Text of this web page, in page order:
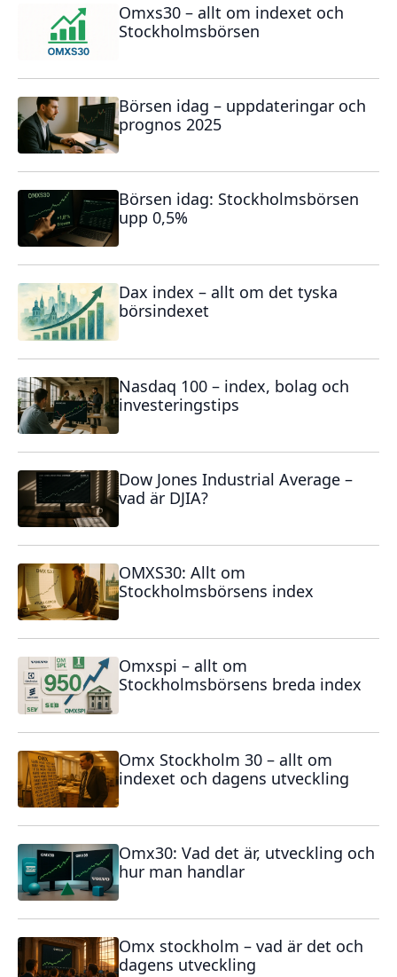
Omxs30 – allt om indexet och
Stockholmsbörsen
Börsen idag – uppdateringar och
prognos 2025
Börsen idag: Stockholmsbörsen
upp 0,5%
Dax index – allt om det tyska
börsindexet
Nasdaq 100 – index, bolag och
investeringstips
Dow Jones Industrial Average –
vad är DJIA?
OMXS30: Allt om
Stockholmsbörsens index
Omxspi – allt om
Stockholmsbörsens breda index
Omx Stockholm 30 – allt om
indexet och dagens utveckling
Omx30: Vad det är, utveckling och
hur man handlar
Omx stockholm – vad är det och
dagens utveckling